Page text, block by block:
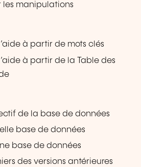
manipulations
à partir de mots clés
à partir de la Table des
de la base de données
base de données
base de données
des versions antérieures